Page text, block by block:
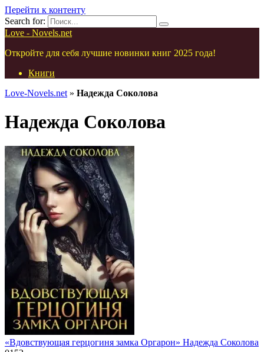
Перейти к контенту
Search for:
Love - Novels.net
Откройте для себя лучшие новинки книг 2025 года!
Книги
Love-Novels.net » Надежда Соколова
Надежда Соколова
«Вдовствующая герцогиня замка Оргарон» Надежда Соколова